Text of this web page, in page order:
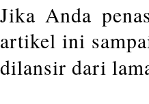
Jika Anda
artikel ini
dilansir dari